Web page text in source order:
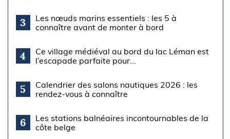
3
Les nœuds marins essentiels : les 5 à
connaître avant de monter à bord
4
Ce village médiéval au bord du lac Léman est
l’escapade parfaite pour...
5
Calendrier des salons nautiques 2026 : les
rendez-vous à connaître
6
Les stations balnéaires incontournables de la
côte belge